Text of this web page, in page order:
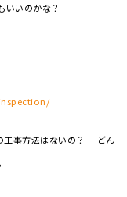
いのかな？
工事方法はないの？ どん